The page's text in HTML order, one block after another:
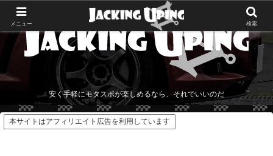
安く手軽にモタスポが楽しめるなら、それでいいのだ
本サイトはアフィリエイト広告を利用しています
メニュー 検索